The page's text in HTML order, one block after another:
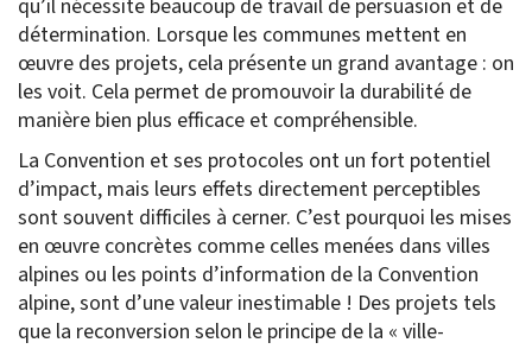
qu’il nécessite beaucoup de travail de persuasion et de
détermination. Lorsque les communes mettent en
œuvre des projets, cela présente un grand avantage : on
les voit. Cela permet de promouvoir la durabilité de
manière bien plus efficace et compréhensible.
La Convention et ses protocoles ont un fort potentiel
d’impact, mais leurs effets directement perceptibles
sont souvent difficiles à cerner. C’est pourquoi les mises
en œuvre concrètes comme celles menées dans villes
alpines ou les points d’information de la Convention
alpine, sont d’une valeur inestimable ! Des projets tels
que la reconversion selon le principe de la « ville-